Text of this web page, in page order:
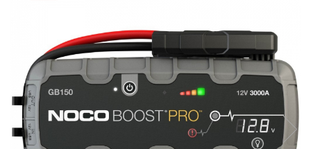
Pecron
Oscal
Vezi toate statiile
Accesorii Statii de Alimentare
Kituri Generatoare Solare